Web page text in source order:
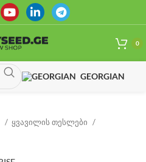
0
GEORGIAN
ყვავილის თესლები